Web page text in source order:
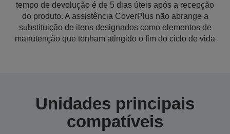
tempo de devolução é de 5 dias úteis após a recepção
do produto. A assistência CoverPlus não abrange a
substituição de itens designados como elementos de
manutenção que tenham atingido o fim do ciclo de vida
Unidades principais
compatíveis